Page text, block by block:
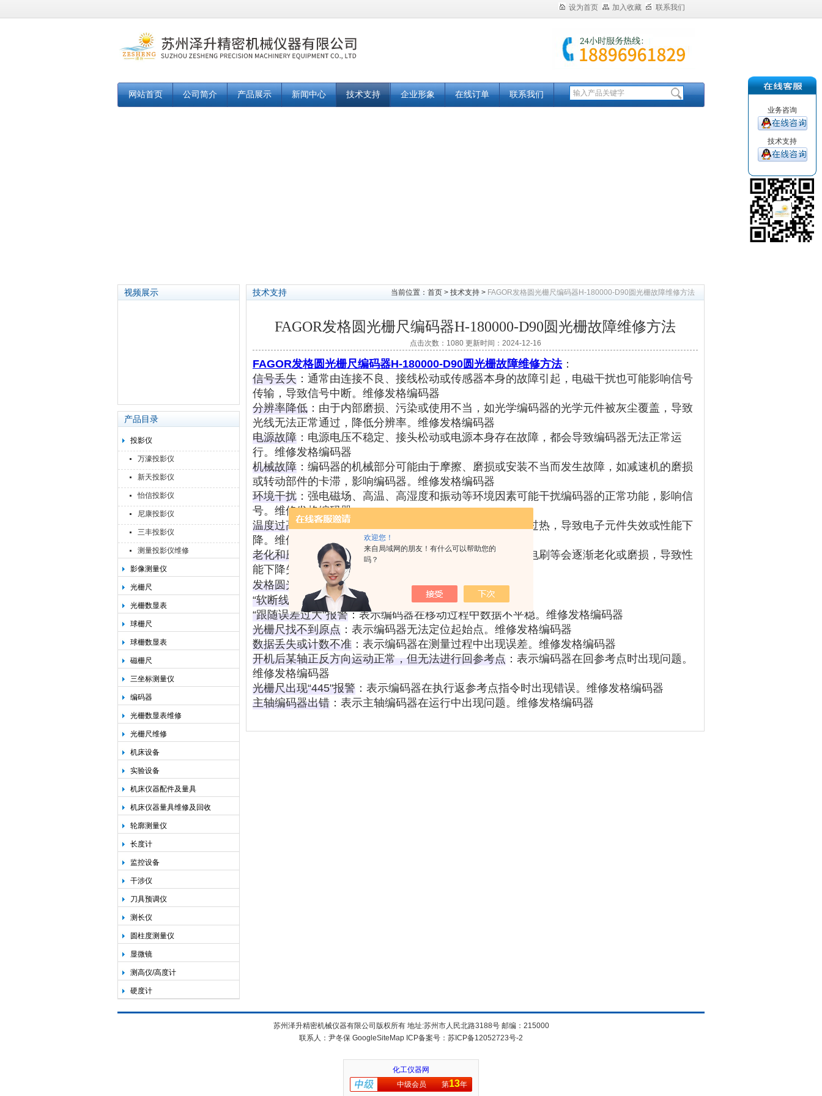
欢迎您！
来自局域网的朋友！有什么可以帮助您的
吗？
设为首页 加入收藏 联系我们
网站首页 公司简介 产品展示 新闻中心 技术支持 企业形象 在线订单 联系我们
视频展示
产品目录
投影仪
万濠投影仪
新天投影仪
怡信投影仪
尼康投影仪
三丰投影仪
测量投影仪维修
影像测量仪
光栅尺
光栅数显表
球栅尺
球栅数显表
磁栅尺
三坐标测量仪
编码器
光栅数显表维修
光栅尺维修
机床设备
实验设备
机床仪器配件及量具
机床仪器量具维修及回收
轮廓测量仪
长度计
监控设备
干涉仪
刀具预调仪
测长仪
圆柱度测量仪
显微镜
测高仪/高度计
硬度计
技术支持 当前位置： 首页 > 技术支持 > FAGOR发格圆光栅尺编码器H-180000-D90圆光栅故障维修方法
FAGOR发格圆光栅尺编码器H-180000-D90圆光栅故障维修方法
点击次数：1080 更新时间：2024-12-16
FAGOR发格圆光栅尺编码器H-180000-D90圆光栅故障维修方法：
信号丢失 ‌：通常由连接不良、接线松动或传感器本身的故障引起，电磁干扰也可能影响信号
传输，导致信号中断‌。维修发格编码器
分辨率降低 ‌：由于内部磨损、污染或使用不当，如光学编码器的光学元件被灰尘覆盖，导致
光线无法正常通过，降低分辨率‌。维修发格编码器
电源故障 ‌：电源电压不稳定、接头松动或电源本身存在故障，都会导致编码器无法正常运
行‌。维修发格编码器
机械故障 ‌：编码器的机械部分可能由于摩擦、磨损或安装不当而发生故障，如减速机的磨损
或转动部件的卡滞，影响编码器‌。维修发格编码器
环境干扰 ‌：强电磁场、高温、高湿度和振动等环境因素可能干扰编码器的正常功能，影响信
号。维修发格编码器
温度过高 ‌：编码器长时间处于高温环境下，内部组件可能过热，导致电子元件失效或性能下
降‌。维修发格编码器
老化和磨损
‌：随着使用时间的增加，内部元件如电路板、电刷等会逐渐老化或磨损，导致性
能下降失效‌。维修发格编码器
发格圆光栅故障现象包括
“软断线"报警‌：表示编码器信号中断‌。维修发格编码器
“跟随误差过大"报警‌：表示编码器在移动过程中数据不平稳‌。维修发格编码器
光栅尺找不到原点 ‌：表示编码器无法定位起始点‌。维修发格编码器
数据丢失或计数不准 ‌：表示编码器在测量过程中出现误差‌。维修发格编码器
开机后某轴正反方向运动正常，但无法进行回参考点 ‌：表示编码器在回参考点时出现问题‌。
维修发格编码器
光栅尺出现“445"报警 ‌：表示编码器在执行返参考点指令时出现错误‌。维修发格编码器
主轴编码器出错 ‌：表示主轴编码器在运行中出现问题‌。维修发格编码器
苏州泽升精密机械仪器有限公司版权所有 地址:苏州市人民北路3188号 邮编：215000
联系人：尹冬保 GoogleSiteMap ICP备案号： 苏ICP备12052723号-2
业务咨询
技术支持
化工仪器网
中级会员
第13年